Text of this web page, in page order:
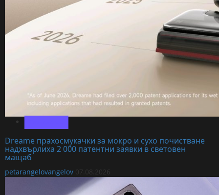
Dreame прахосмукачки за мокро и сухо почистване
надхвърлиха 2 000 патентни заявки в световен
мащаб
petarangelovangelov 07.08.2026